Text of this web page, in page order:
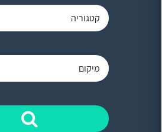
קטגוריה
מיקום